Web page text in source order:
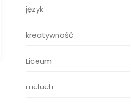
język
kreatywność
Liceum
maluch